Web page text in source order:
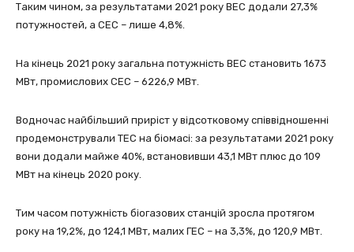
Таким чином, за результатами 2021 року ВЕС додали 27,3%
потужностей, а СЕС – лише 4,8%.
На кінець 2021 року загальна потужність ВЕС становить 1673
МВт, промислових СЕС – 6226,9 МВт.
Водночас найбільший приріст у відсотковому співвідношенні
продемонстрували ТЕС на біомасі: за результатами 2021 року
вони додали майже 40%, встановивши 43,1 МВт плюс до 109
МВт на кінець 2020 року.
Тим часом потужність біогазових станцій зросла протягом
року на 19,2%, до 124,1 МВт, малих ГЕС – на 3,3%, до 120,9 МВт.